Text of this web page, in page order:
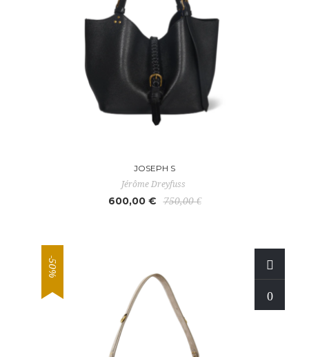
JOSEPH S
Jérôme Dreyfuss
600,00 € 750,00 €
-50%